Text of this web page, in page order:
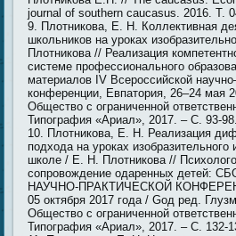
journal of southern caucasus. 2016. Т.
Плотникова, Е. Н. Коллективная
школьников на уроках
Плотникова // Реализация
системе профессионального
материалов ІV Всероссийской
конференции, Евпатория, 26–24 мая
Общество с ограниченной
Типография «Ариал», 2017. – С. 93-98.
Плотникова, Е. Н. Реализация
подхода на уроках изобразительного
школе / Е. Н. Плотникова //
сопровождение одаренных детей:
НАУЧНО-ПРАКТИЧЕСКОЙ
05 октября 2017 года / Gод ред.
Общество с ограниченной
Типография «Ариал», 2017. – С. 132-